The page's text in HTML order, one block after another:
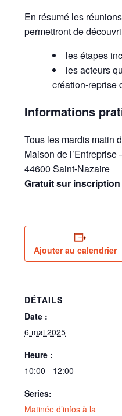
En résumé les
permettront de
les étapes
les acteurs
création-reprise
Informations
Tous les mardis matin
Maison de
44600 Saint-Nazaire
Gratuit sur
Ajouter au calendrier
DÉTAILS
Date :
6 mai 2025
Heure :
10:00 - 12:00
Series:
Matinée d’infos à la